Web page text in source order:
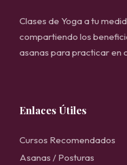
Clases de Yoga a tu
compartiendo los
asanas para practicar en
Enlaces Útiles
Cursos Recomendados
Asanas / Posturas